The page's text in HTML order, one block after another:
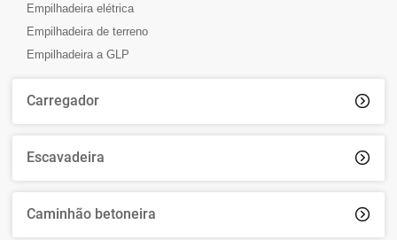
Empilhadeira elétrica
Empilhadeira de terreno
Empilhadeira a GLP
Carregador 
Escavadeira 
Caminhão betoneira 